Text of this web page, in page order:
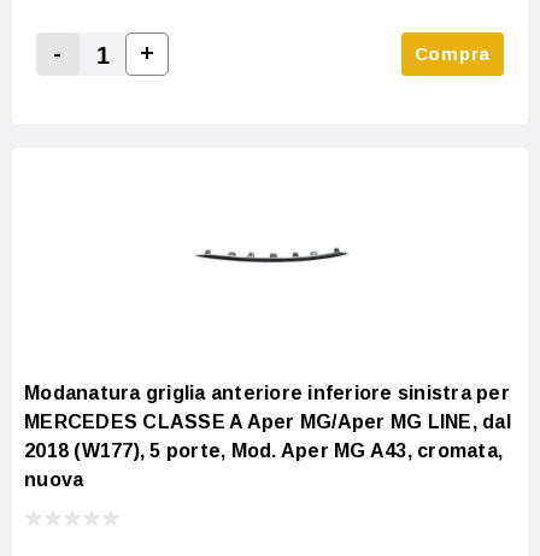
Decrease Quantity:
-
Increase Quantity:
+ Compra
Modanatura griglia anteriore inferiore sinistra per
MERCEDES CLASSE A Aper MG/Aper MG LINE, dal
2018 (W177), 5 porte, Mod. Aper MG A43, cromata,
nuova